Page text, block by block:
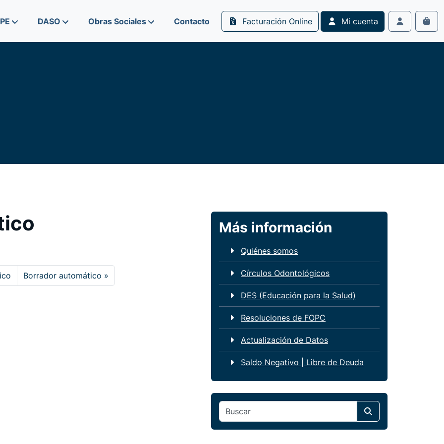
DASO Obras Sociales Contacto Facturación Online
Mi cuenta
Account
Cart
Borrador automático
Más información
Quiénes somos
Círculos Odontológicos
DES (Educación para la Salud)
Resoluciones de FOPC
Actualización de Datos
Saldo Negativo | Libre de Deuda